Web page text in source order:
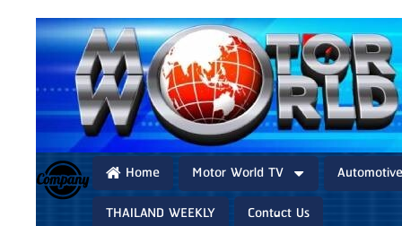
Home Motor World TV
THAILAND WEEKLY
Contact Us